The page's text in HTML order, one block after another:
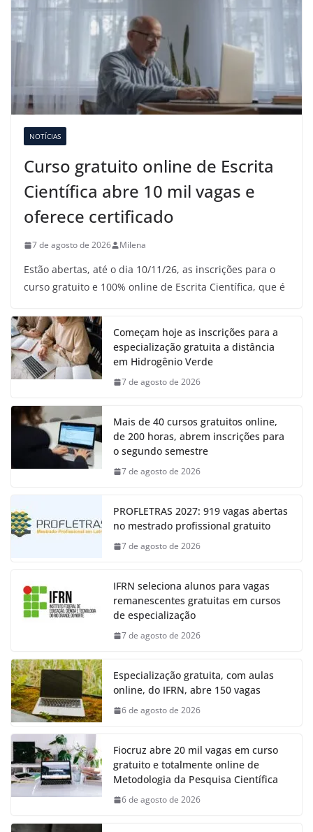
NOTÍCIAS
Curso gratuito online de Escrita
Científica abre 10 mil vagas e
oferece certificado
7 de agosto de 2026 Milena
Estão abertas, até o dia 10/11/26, as inscrições para o
curso gratuito e 100% online de Escrita Científica, que é
Começam hoje as inscrições para a
especialização gratuita a distância
em Hidrogênio Verde
7 de agosto de 2026
Mais de 40 cursos gratuitos online,
de 200 horas, abrem inscrições para
o segundo semestre
7 de agosto de 2026
PROFLETRAS 2027: 919 vagas abertas
no mestrado profissional gratuito
7 de agosto de 2026
IFRN seleciona alunos para vagas
remanescentes gratuitas em cursos
de especialização
7 de agosto de 2026
Especialização gratuita, com aulas
online, do IFRN, abre 150 vagas
6 de agosto de 2026
Fiocruz abre 20 mil vagas em curso
gratuito e totalmente online de
Metodologia da Pesquisa Científica
6 de agosto de 2026